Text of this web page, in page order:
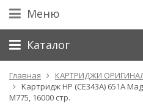
Меню
Каталог
Главная КАРТРИДЖИ
Kартридж HP (CE343A) 651A
M775, 16000 стр.